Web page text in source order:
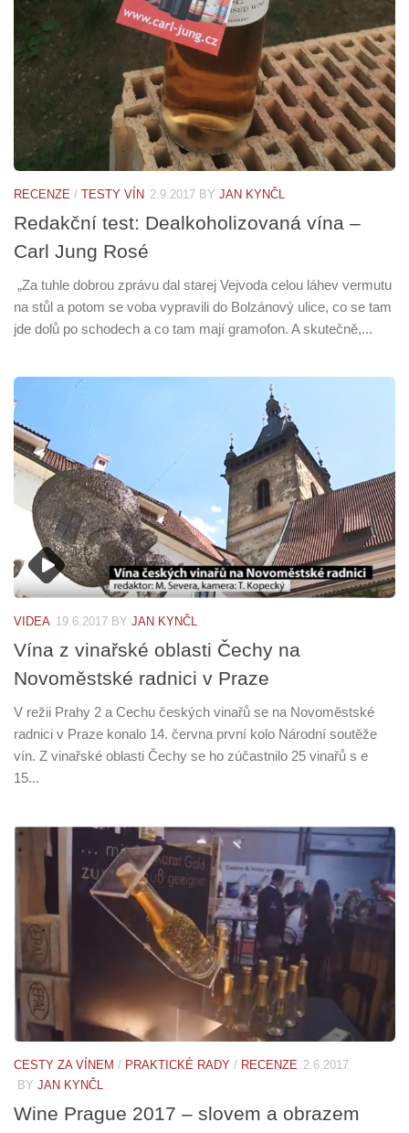
RECENZE / TESTY VÍN 2.9.2017 BY JAN KYNČL
Redakční test: Dealkoholizovaná vína –
Carl Jung Rosé
„Za tuhle dobrou zprávu dal starej Vejvoda celou láhev vermutu
na stůl a potom se voba vypravili do Bolzánový ulice, co se tam
jde dolů po schodech a co tam mají gramofon. A skutečně,...
VIDEA 19.6.2017 BY JAN KYNČL
Vína z vinařské oblasti Čechy na
Novoměstské radnici v Praze
V režii Prahy 2 a Cechu českých vinařů se na Novoměstské
radnici v Praze konalo 14. června první kolo Národní soutěže
vín. Z vinařské oblasti Čechy se ho zúčastnilo 25 vinařů s e
15...
CESTY ZA VÍNEM / PRAKTICKÉ RADY / RECENZE 2.6.2017
BY JAN KYNČL
Wine Prague 2017 – slovem a obrazem